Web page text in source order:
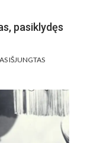
pasiklydęs
IŠJUNGTASĮRAŠE
–
VIZUALINIS
PERLAS,
PASIKLYDĘS